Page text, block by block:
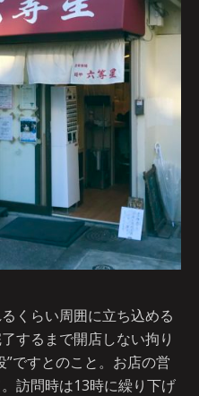
くらい周囲に立ち込める
するまで開店しない拘り
”ですとのこと。お店の営
訪問時は13時に繰り下げ